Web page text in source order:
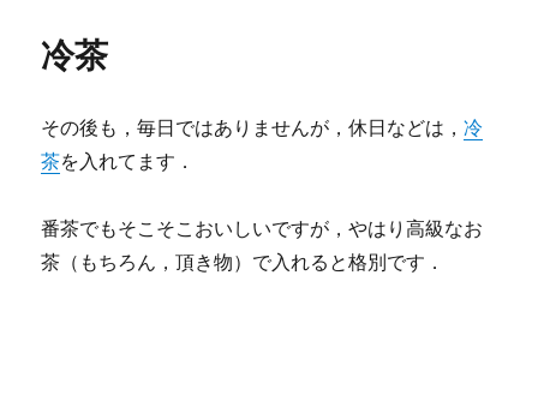
冷茶
その後も，毎日ではありませんが，休日などは，冷
茶を入れてます．
番茶でもそこそこおいしいですが，やはり高級なお
茶（もちろん，頂き物）で入れると格別です．